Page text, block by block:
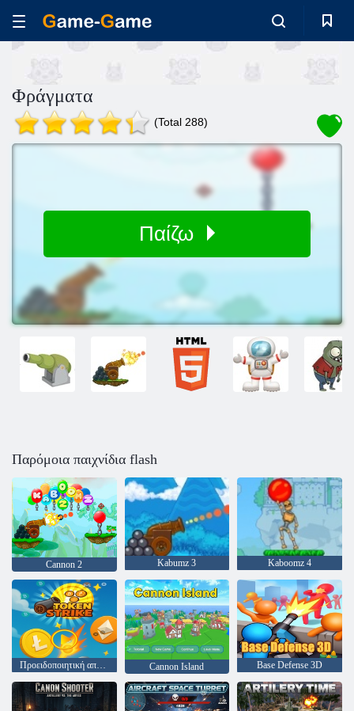
Φράγματα
(Total 288)
Παίζω
Παρόμοια παιχνίδια flash
Cannon 2 Kabumz 3 Kaboomz 4
Προειδοποιητική απεργία Cannon Island Base Defense 3D